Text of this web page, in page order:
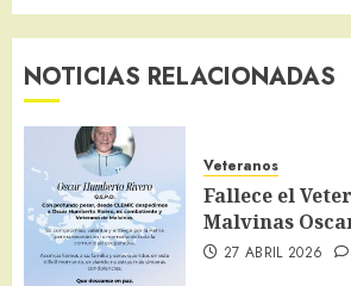
NOTICIAS RELACIONADAS
Veteranos
Fallece el
Malvinas
27 ABRIL 2026